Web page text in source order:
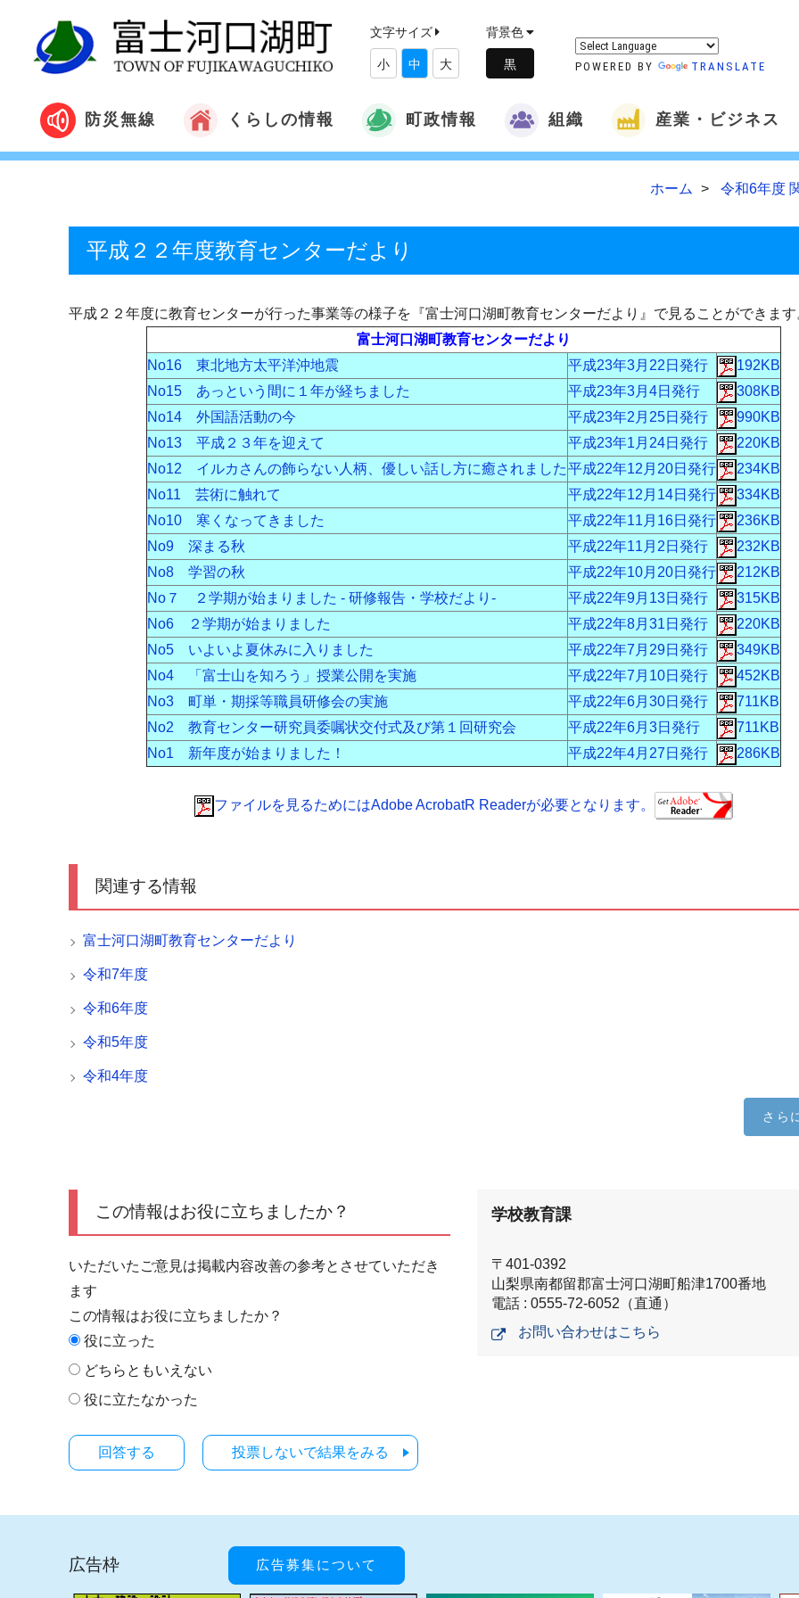
文字サイズ
小 中 大
背景色
POWERED BY TRANSLATE
防災無線 くらしの情報 町政情報 組織 産業・ビジネス
ホーム 令和6年度
平成２２年度教育センターだより
平成２２年度に教育センターが行った事業等の様子を『富士河口湖町教育センターだより』で見ることができます
富士河口湖町教育センターだより
No16 東北地方太平洋沖地震
平成23年3月22日発行
192KB
No15 あっという間に１年が経ちました
平成23年3月4日発行
308KB
No14 外国語活動の今
平成23年2月25日発行
990KB
No13 平成２３年を迎えて
平成23年1月24日発行
220KB
No12 イルカさんの飾らない人柄、優しい話し方に癒されました平成22年12月20日発行
234KB
No11 芸術に触れて
平成22年12月14日発行
334KB
No10 寒くなってきました
平成22年11月16日発行
236KB
No9 深まる秋
平成22年11月2日発行
232KB
No8 学習の秋
平成22年10月20日発行
212KB
No７ ２学期が始まりました - 研修報告・学校だより-
平成22年9月13日発行
315KB
No6 ２学期が始まりました
平成22年8月31日発行
220KB
No5 いよいよ夏休みに入りました
平成22年7月29日発行
349KB
No4 「富士山を知ろう」授業公開を実施
平成22年7月10日発行
452KB
No3 町単・期採等職員研修会の実施
平成22年6月30日発行
711KB
No2 教育センター研究員委嘱状交付式及び第１回研究会
平成22年6月3日発行
711KB
No1 新年度が始まりました！
平成22年4月27日発行 286KB
ファイルを見るためにはAdobe AcrobatR Readerが必要となります。
関連する情報
富士河口湖町教育センターだより
令和7年度
令和6年度
令和5年度
令和4年度
さら
この情報はお役に立ちましたか？
いただいたご意見は掲載内容改善の参考とさせていただき
ます
この情報はお役に立ちましたか？
役に立った
どちらともいえない
役に立たなかった
投票しないで結果をみる
学校教育課
〒401-0392
山梨県南都留郡富士河口湖町船津1700番地
電話 : 0555-72-6052（直通）
お問い合わせはこちら
広告枠 広告募集について